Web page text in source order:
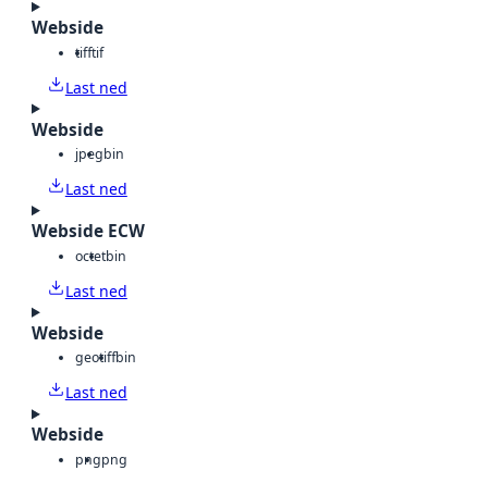
Webside
tifftif
Last ned
Webside
jpegbin
Last ned
Webside ECW
octetbin
Last ned
Webside
geotiffbin
Last ned
Webside
pngpng